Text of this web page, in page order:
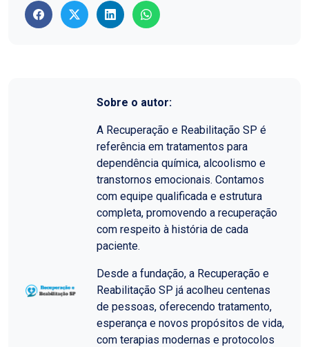
Sobre o autor:
A Recuperação e Reabilitação SP é
referência em tratamentos para
dependência química, alcoolismo e
transtornos emocionais. Contamos
com equipe qualificada e estrutura
completa, promovendo a recuperação
com respeito à história de cada
paciente.
Desde a fundação, a Recuperação e
Reabilitação SP já acolheu centenas
de pessoas, oferecendo tratamento,
esperança e novos propósitos de vida,
com terapias modernas e protocolos